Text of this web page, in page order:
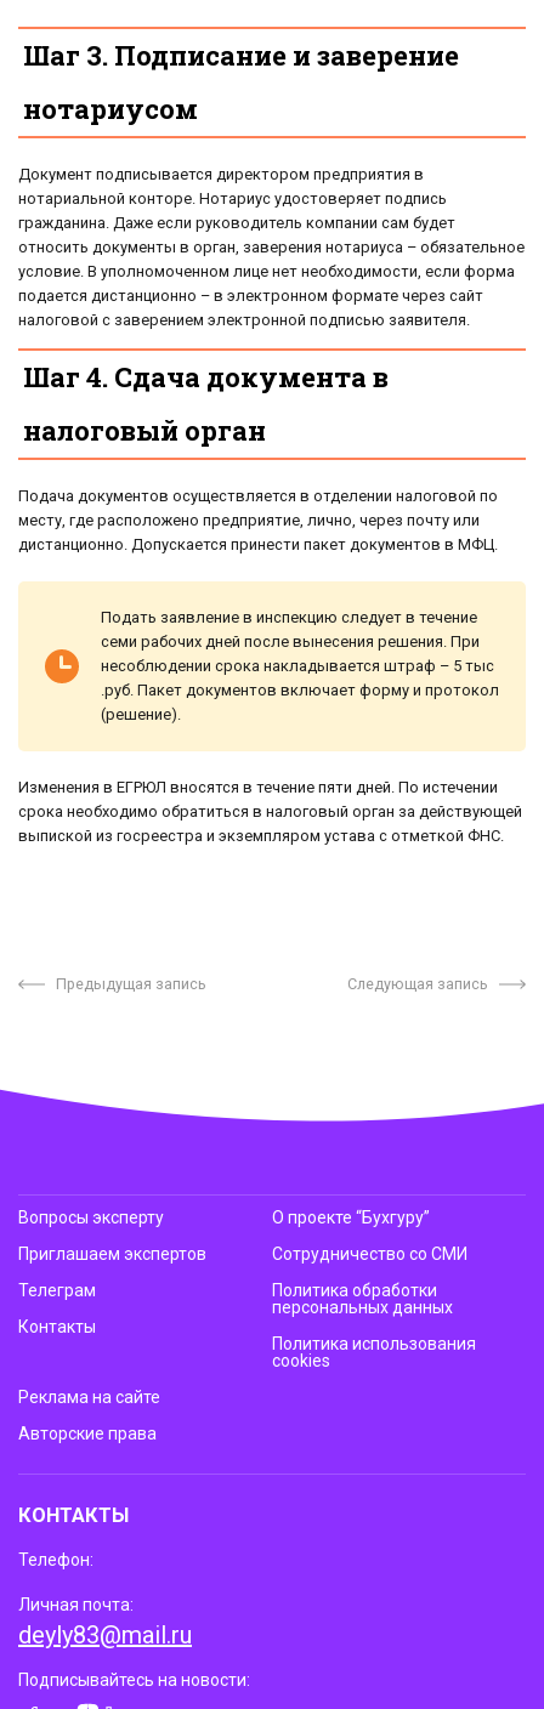
Шаг 3. Подписание и заверение
нотариусом
Документ подписывается директором предприятия в
нотариальной конторе. Нотариус удостоверяет подпись
гражданина. Даже если руководитель компании сам будет
относить документы в орган, заверения нотариуса – обязательное
условие. В уполномоченном лице нет необходимости, если форма
подается дистанционно – в электронном формате через сайт
налоговой с заверением электронной подписью заявителя.
Шаг 4. Сдача документа в
налоговый орган
Подача документов осуществляется в отделении налоговой по
месту, где расположено предприятие, лично, через почту или
дистанционно. Допускается принести пакет документов в МФЦ.
Подать заявление в инспекцию следует в течение
семи рабочих дней после вынесения решения. При
несоблюдении срока накладывается штраф – 5 тыс
.руб. Пакет документов включает форму и протокол
(решение).
Изменения в ЕГРЮЛ вносятся в течение пяти дней. По истечении
срока необходимо обратиться в налоговый орган за действующей
выпиской из госреестра и экземпляром устава с отметкой ФНС.
Предыдущая запись Следующая запись
Вопросы эксперту
Приглашаем экспертов
Телеграм
Контакты
О проекте “Бухгуру”
Сотрудничество со СМИ
Политика обработки
персональных данных
Политика использования
cookies
Реклама на сайте
Авторские права
КОНТАКТЫ
Телефон:
Личная почта:
deyly83@mail.ru
Подписывайтесь на новости: